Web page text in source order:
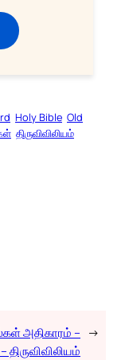
Holy Bible Old
திருவிவிலியம்
அதிகாரம் –
திருவிவிலியம்
→